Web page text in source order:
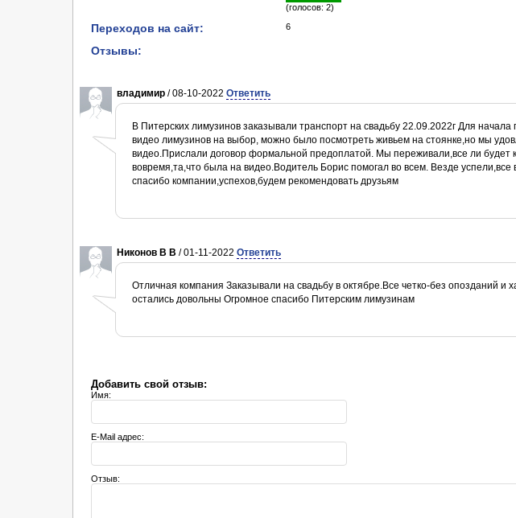
(голосов: 2)
Переходов на сайт: 6
Отзывы:
владимир / 08-10-2022 Ответить
В Питерских лимузинов заказывали транспорт на свадьбу 22.09.2022г Для
видео лимузинов на выбор, можно было посмотреть живьем на стоянке,но мы
видео.Прислали договор формальной предоплатой. Мы переживали,все ли
вовремя,та,что была на видео.Водитель Борис помогал во всем. Везде
спасибо компании,успехов,будем рекомендовать друзьям
Никонов В В / 01-11-2022 Ответить
Отличная компания Заказывали на свадьбу в октябре.Все четко-без опозданий и
остались довольны Огромное спасибо Питерским лимузинам
Добавить свой отзыв:
Имя:
E-Mail адрес:
Отзыв: